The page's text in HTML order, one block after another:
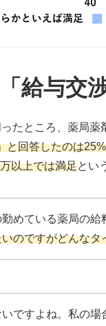
給与交
たところ、薬局
と回答したのは25%
以上では満足とい
めている薬局の
のですがどんな
ですよね。私の